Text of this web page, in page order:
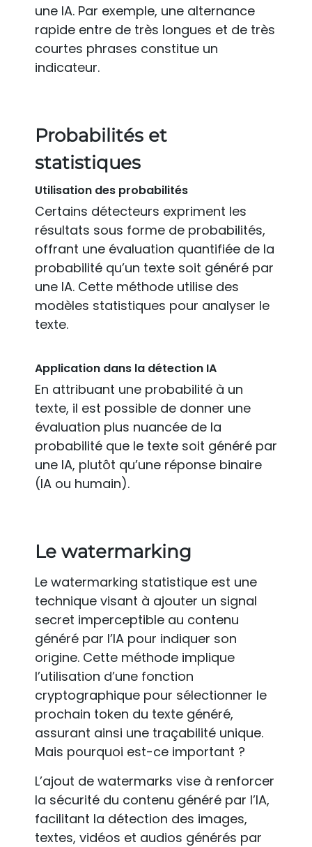
une IA. Par exemple, une alternance
rapide entre de très longues et de très
courtes phrases constitue un
indicateur.
Probabilités et
statistiques
Utilisation des probabilités
Certains détecteurs expriment les
résultats sous forme de probabilités,
offrant une évaluation quantifiée de la
probabilité qu’un texte soit généré par
une IA. Cette méthode utilise des
modèles statistiques pour analyser le
texte.
Application dans la détection IA
En attribuant une probabilité à un
texte, il est possible de donner une
évaluation plus nuancée de la
probabilité que le texte soit généré par
une IA, plutôt qu’une réponse binaire
(IA ou humain).
Le watermarking
Le watermarking statistique est une
technique visant à ajouter un signal
secret imperceptible au contenu
généré par l’IA pour indiquer son
origine. Cette méthode implique
l’utilisation d’une fonction
cryptographique pour sélectionner le
prochain token du texte généré,
assurant ainsi une traçabilité unique.
Mais pourquoi est-ce important ?
L’ajout de watermarks vise à renforcer
la sécurité du contenu généré par l’IA,
facilitant la détection des images,
textes, vidéos et audios générés par